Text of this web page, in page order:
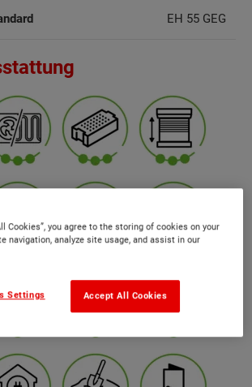
EH 55 GEG
Cookies”, you agree to the storing of cookies on your
navigation, analyze site usage, and assist in our
Accept All Cookies
Settings